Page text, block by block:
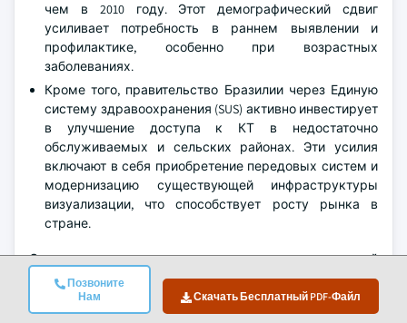
Позвоните
Нам
Скачать Бесплатный PDF-Файл
чем в 2010 году. Этот демографический сдвиг
усиливает потребность в раннем выявлении и
профилактике, особенно при возрастных
заболеваниях.
Кроме того, правительство Бразилии через Единую
систему здравоохранения (SUS) активно инвестирует
в улучшение доступа к КТ в недостаточно
обслуживаемых и сельских районах. Эти усилия
включают в себя приобретение передовых систем и
модернизацию существующей инфраструктуры
визуализации, что способствует росту рынка в
стране.
Ожидается, что рынок систем компьютерной
томографии в местах оказания медицинской помощи в
Саудовской Аравии будет демонстрировать